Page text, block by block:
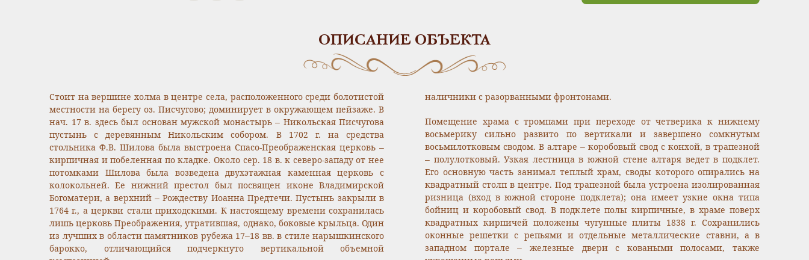
ОПИСАНИЕ ОБЪЕКТА
Стоит на вершине холма в центре села, расположенного среди болотистой
местности на берегу оз. Писчугово; доминирует в окружающем пейзаже. В
нач. 17 в. здесь был основан мужской монастырь – Никольская Писчугова
пустынь с деревянным Никольским собором. В 1702 г. на средства
стольника Ф.В. Шилова была выстроена Спасо-Преображенская церковь –
кирпичная и побеленная по кладке. Около сер. 18 в. к северо-западу от нее
потомками Шилова была возведена двухэтажная каменная церковь с
колокольней. Ее нижний престол был посвящен иконе Владимирской
Богоматери, а верхний – Рождеству Иоанна Предтечи. Пустынь закрыли в
1764 г., а церкви стали приходскими. К настоящему времени сохранилась
лишь церковь Преображения, утратившая, однако, боковые крыльца. Один
из лучших в области памятников рубежа 17–18 вв. в стиле нарышкинского
барокко, отличающийся подчеркнуто вертикальной объемной
наличники с разорванными фронтонами.
Помещение храма с тромпами при переходе от четверика к нижнему
восьмерику сильно развито по вертикали и завершено сомкнутым
восьмилотковым сводом. В алтаре – коробовый свод с конхой, в трапезной
– полулотковый. Узкая лестница в южной стене алтаря ведет в подклет.
Его основную часть занимал теплый храм, своды которого опирались на
квадратный столп в центре. Под трапезной была устроена изолированная
ризница (вход в южной стороне подклета); она имеет узкие окна типа
бойниц и коробовый свод. В подклете полы кирпичные, в храме поверх
квадратных кирпичей положены чугунные плиты 1838 г. Сохранились
оконные решетки с репьями и отдельные металлические ставни, а в
западном портале – железные двери с коваными полосами, также